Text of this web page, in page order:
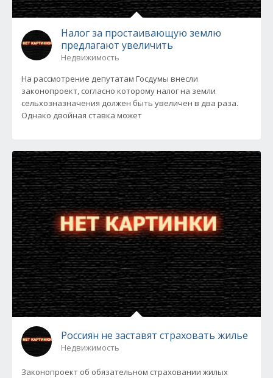
Налог за простаивающую землю
предлагают увеличить
Недвижимость
На рассмотрение депутатам Госдумы внесли
законопроект, согласно которому налог на земли
сельхозназначения должен быть увеличен в два раза.
Однако двойная ставка может
Россиян не заставят страховать жилье
Недвижимость
Законопроект об обязательном страховании жилых